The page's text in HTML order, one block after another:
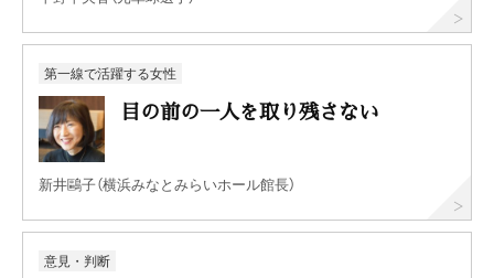
第一線で活躍する女性
目の前の一人を取り残さない
新井鷗子（横浜みなとみらいホール館長）
意見・判断